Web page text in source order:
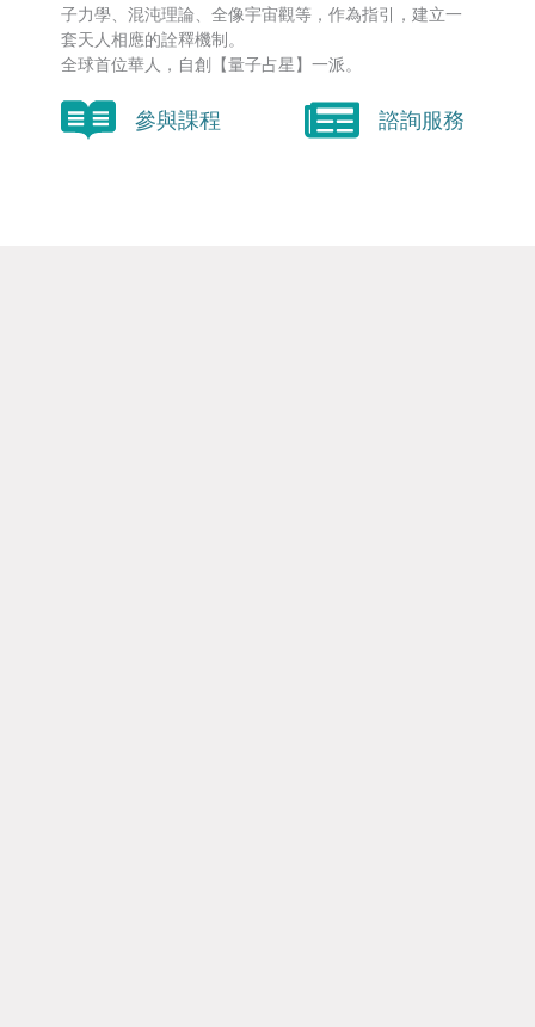
子力學、混沌理論、全像宇宙觀等，作為指引，建立一
套天人相應的詮釋機制。
全球首位華人，自創【量子占星】一派。
參與課程 諮詢服務